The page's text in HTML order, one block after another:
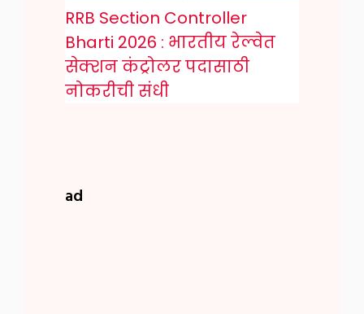
RRB Section Controller
Bharti 2026 : भारतीय रेल्वेत
सेक्शन कंट्रोलर पदासाठी
नोकरीची संधी
ad